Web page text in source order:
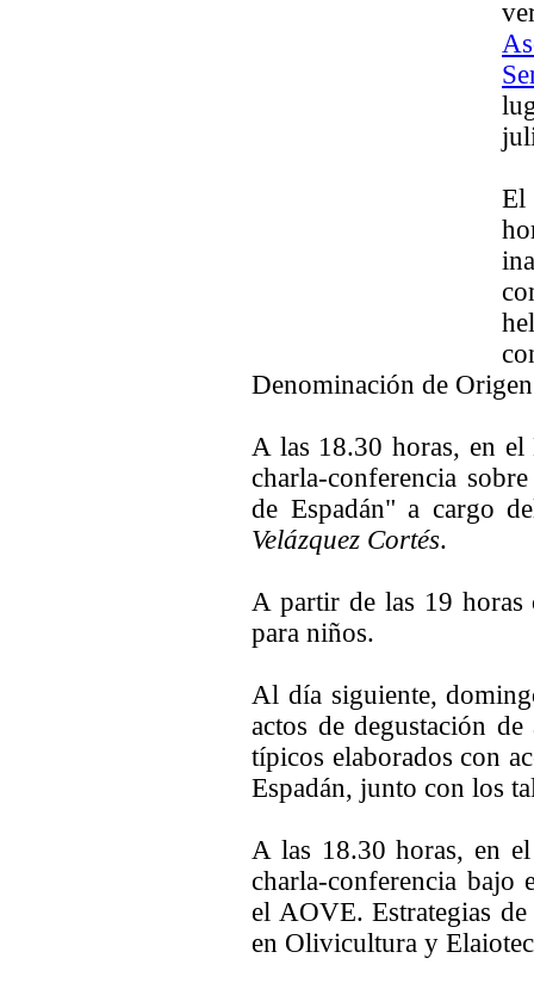
El
Denominación de
A las 18.30 horas, en
charla-conferencia
de Espadán" a cargo
Velázquez Cortés.
A partir de las 19 horas
para niños.
Al día siguiente,
actos de degustación
típicos elaborados con
Espadán, junto con los
A las 18.30 horas, en
charla-conferencia
el AOVE. Estrategias
en Olivicultura y